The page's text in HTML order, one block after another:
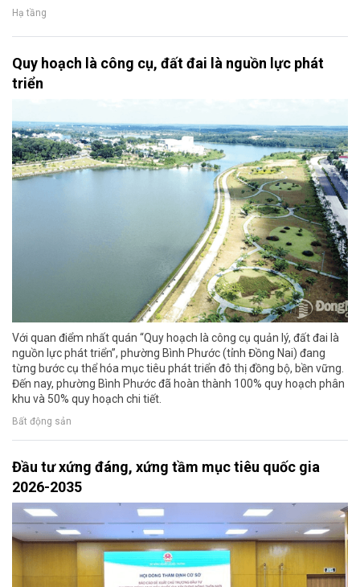
Hạ tầng
Quy hoạch là công cụ, đất đai là nguồn lực phát
triển
Với quan điểm nhất quán “Quy hoạch là công cụ quản lý, đất đai là
nguồn lực phát triển”, phường Bình Phước (tỉnh Đồng Nai) đang
từng bước cụ thể hóa mục tiêu phát triển đô thị đồng bộ, bền vững.
Đến nay, phường Bình Phước đã hoàn thành 100% quy hoạch phân
khu và 50% quy hoạch chi tiết.
Bất động sản
Đầu tư xứng đáng, xứng tầm mục tiêu quốc gia
2026-2035